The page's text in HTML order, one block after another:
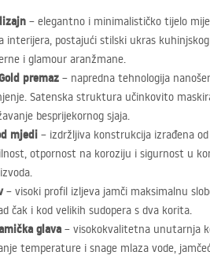
– elegantno i minimalističko tijelo
interijera, postajući stilski ukras
i glamour aranžmane.
premaz – napredna tehnologija
Satenska struktura učinkovito
besprijekornog sjaja.
mjedi – izdržljiva konstrukcija izrađena
otpornost na koroziju i sigurnost u
– visoki profil izljeva jamči maksimalnu
čak i kod velikih sudopera s dva korita.
glava – visokokvalitetna unutarnja
temperature i snage mlaza vode,